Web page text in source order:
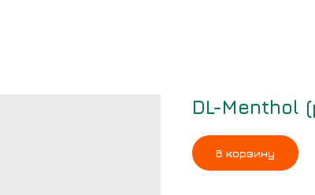
DL-Menthol
В корзину